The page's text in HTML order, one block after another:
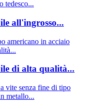
all'ingrosso...
di alta qualità...